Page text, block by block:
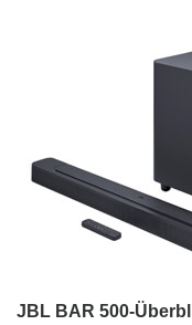
JBL BAR 500-